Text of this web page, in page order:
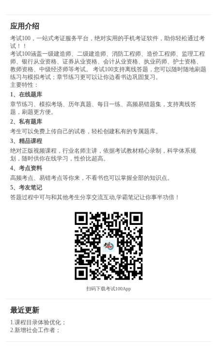
应用介绍
考试100，一站式考证服务平台，绝对实用的手机考证软件，助你轻松通过考
试！！
考试100涵盖一级建造师、二级建造师、消防工程师、造价工程师、监理工程
师、银行从业资格、证券从业资格、会计从业资格、执业药师、护士资格、
教师资格、中级经济师等考试。 考试100支持离线答题，您可以随时随地刷题
练习与模拟考试；章节练习更可以让你边看书边巩固复习。
主要特性：
1、在线题库
章节练习、模拟考场、历年真题、每日一练、高频易错题集，支持离线答
题，刷题更方便。
2、私有题库
考生可以免费上传自己的试卷，轻松创建私有的专属题库。
3、精品课程
绝对正版视频课程，行业名师主讲，依据考试教材精心录制，科学体系规
划，随时供你在线学习，性价比超高。
4、考点资料
高频考点、易错考点等你来，不看书也可以掌握全部的知识点。
5、考友笔记
答题过程中可与和其他考生分享交流互动,学霸笔记让你事半功倍！
扫码下载考试100App
最近更新
1.课程目录体验优化；
2.新增社会工作者；